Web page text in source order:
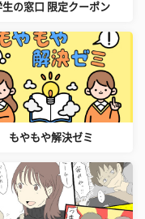
生の窓口 限定クーポン
もやもや解決ゼミ